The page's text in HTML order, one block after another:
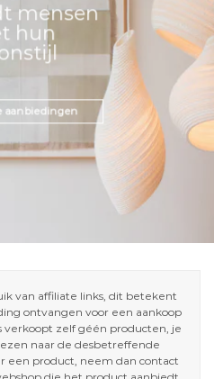
mensen
hun
aanbiedingen
van affiliate links, dit betekent
ontvangen voor een aankoop
verkoopt zelf géén producten, je
naar de desbetreffende
een product, neem dan contact